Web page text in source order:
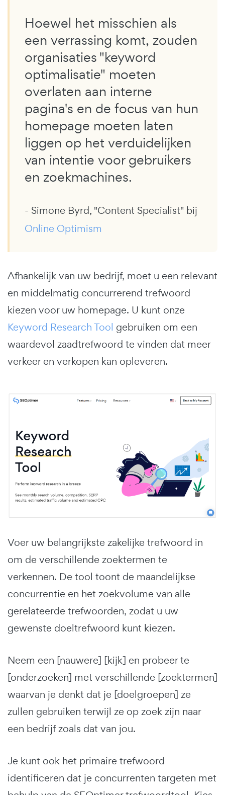
Hoewel het misschien als
een verrassing komt, zouden
organisaties "keyword
optimalisatie" moeten
overlaten aan interne
pagina's en de focus van hun
homepage moeten laten
liggen op het verduidelijken
van intentie voor gebruikers
en zoekmachines.
- Simone Byrd, "Content Specialist" bij
Online Optimism
Afhankelijk van uw bedrijf, moet u een relevant
en middelmatig concurrerend trefwoord
kiezen voor uw homepage. U kunt onze
Keyword Research Tool gebruiken om een
waardevol zaadtrefwoord te vinden dat meer
verkeer en verkopen kan opleveren.
Voer uw belangrijkste zakelijke trefwoord in
om de verschillende zoektermen te
verkennen. De tool toont de maandelijkse
concurrentie en het zoekvolume van alle
gerelateerde trefwoorden, zodat u uw
gewenste doeltrefwoord kunt kiezen.
Neem een [nauwere] [kijk] en probeer te
[onderzoeken] met verschillende [zoektermen]
waarvan je denkt dat je [doelgroepen] ze
zullen gebruiken terwijl ze op zoek zijn naar
een bedrijf zoals dat van jou.
Je kunt ook het primaire trefwoord
identificeren dat je concurrenten targeten met